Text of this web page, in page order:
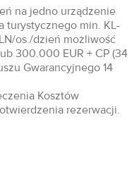
na jedno urządzenie
turystycznego min. KL-
os./dzień możliwość
300.000 EUR + CP (34
Gwarancyjnego 14
Kosztów
rezerwacji.